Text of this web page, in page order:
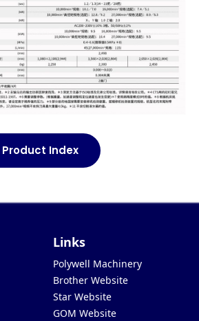
Index
Links
Polywell Machinery
Brother Website
Star Website
GOM Website